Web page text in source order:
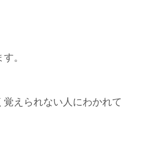
。
えられない人にわかれて